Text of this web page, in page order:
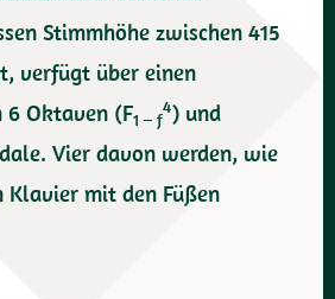
Stimmhöhe zwischen 415
verfügt über einen
6 Oktaven (F1 – f
4) und
Vier davon werden, wie
Klavier mit den Füßen